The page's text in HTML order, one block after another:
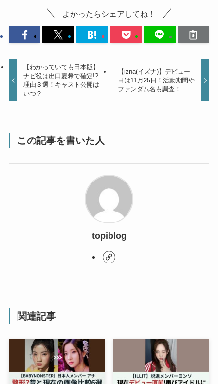
よかったらシェアしてね！
【わかっていても日本版】
ナビ役は出口夏希で確定!?
理由３選！キャスト公開は
いつ？
【izna(イズナ)】デビュー
日は11月25日！活動期間や
ファンダム名も調査！
この記事を書いた人
topiblog
関連記事